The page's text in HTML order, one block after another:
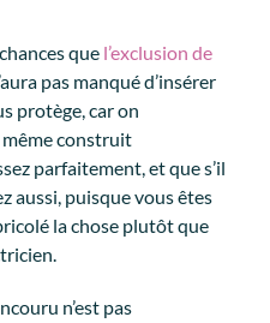
que l’exclusion de
pas manqué d’insérer
protège, car on
construit
parfaitement, et que s’il
aussi, puisque vous êtes
la chose plutôt que
n’est pas